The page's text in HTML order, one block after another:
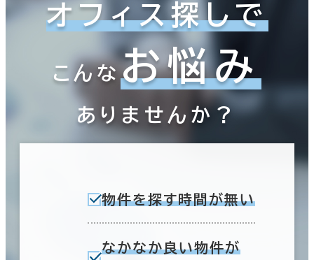
オフィス探しで
こんなお悩み
ありませんか？
物件を探す時間が無い
なかなか良い物件が